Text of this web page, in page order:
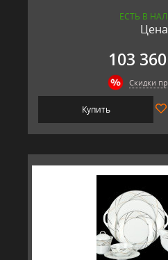
ЕСТЬ В
103
Скидки
Купить